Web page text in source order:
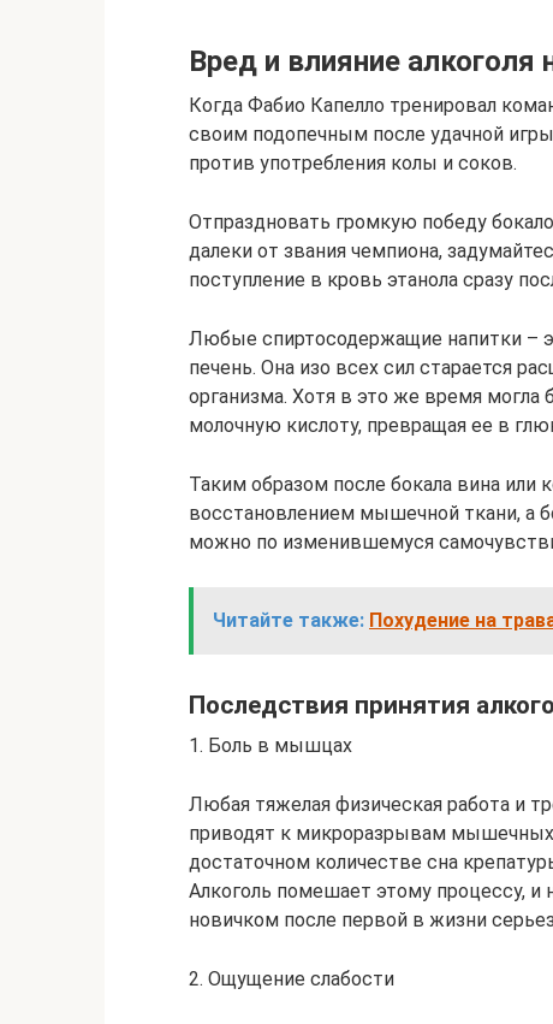
Вред и влияние алкоголя
Когда Фабио Капелло тренировал
своим подопечным после удачной
против употребления колы и соков.
Отпраздновать громкую победу
далеки от звания чемпиона,
поступление в кровь этанола сразу
Любые спиртосодержащие напитки –
печень. Она изо всех сил старается
организма. Хотя в это же время
молочную кислоту, превращая ее в
Таким образом после бокала вина или
восстановлением мышечной ткани, а
можно по изменившемуся
Читайте также: Похудение на
Последствия принятия
1. Боль в мышцах
Любая тяжелая физическая работа и
приводят к микроразрывам
достаточном количестве сна
Алкоголь помешает этому процессу,
новичком после первой в жизни
2. Ощущение слабости